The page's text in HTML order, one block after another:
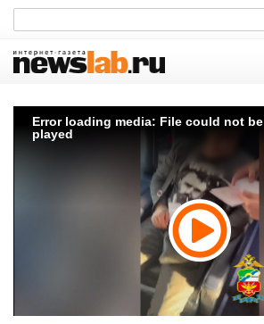
Error loading media: File could not be
played